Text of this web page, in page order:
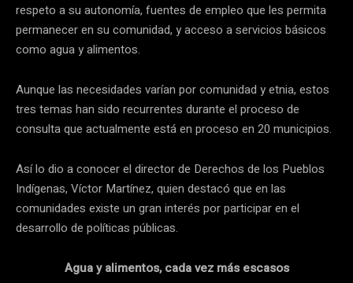
respeto a su autonomía, fuentes de empleo que les permita
permanecer en su comunidad, y acceso a servicios básicos
como agua y alimentos.
Aunque las necesidades varían por comunidad y etnia, estos
tres temas han sido recurrentes durante el proceso de
consulta que actualmente está en proceso en 20 municipios.
Así lo dio a conocer el director de Derechos de los Pueblos
Indígenas, Víctor Martínez, quien destacó que en las
comunidades existe un gran interés por participar en el
desarrollo de políticas públicas.
Agua y alimentos, cada vez más escasos